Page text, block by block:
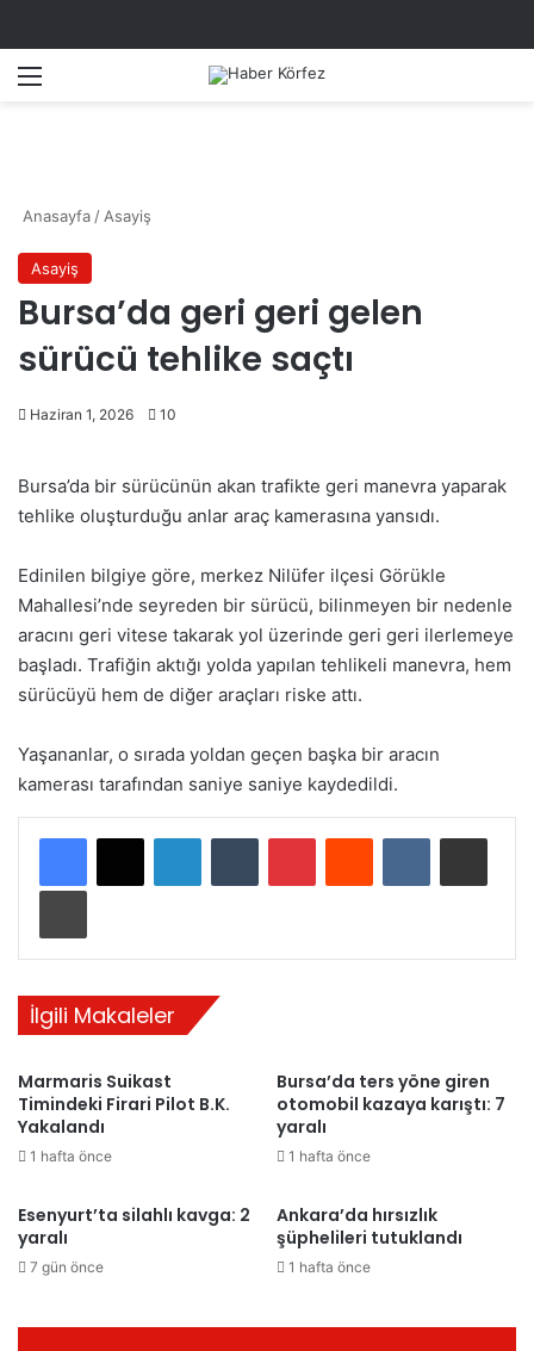
Anasayfa / Asayiş
Asayiş
Bursa’da geri geri gelen
sürücü tehlike saçtı
Haziran 1, 2026 10
Bursa’da bir sürücünün akan trafikte geri manevra yaparak
tehlike oluşturduğu anlar araç kamerasına yansıdı.
Edinilen bilgiye göre, merkez Nilüfer ilçesi Görükle
Mahallesi’nde seyreden bir sürücü, bilinmeyen bir nedenle
aracını geri vitese takarak yol üzerinde geri geri ilerlemeye
başladı. Trafiğin aktığı yolda yapılan tehlikeli manevra, hem
sürücüyü hem de diğer araçları riske attı.
Yaşananlar, o sırada yoldan geçen başka bir aracın
kamerası tarafından saniye saniye kaydedildi.
İlgili Makaleler
Marmaris Suikast
Timindeki Firari Pilot B.K.
Yakalandı
1 hafta önce
Bursa’da ters yöne giren
otomobil kazaya karıştı: 7
yaralı
1 hafta önce
Esenyurt’ta silahlı kavga: 2
yaralı
7 gün önce
Ankara’da hırsızlık
şüphelileri tutuklandı
1 hafta önce